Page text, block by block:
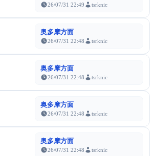
26/07/31 22:49 tsrknic
奥多摩方面
26/07/31 22:48 tsrknic
奥多摩方面
26/07/31 22:48 tsrknic
奥多摩方面
26/07/31 22:48 tsrknic
奥多摩方面
26/07/31 22:48 tsrknic